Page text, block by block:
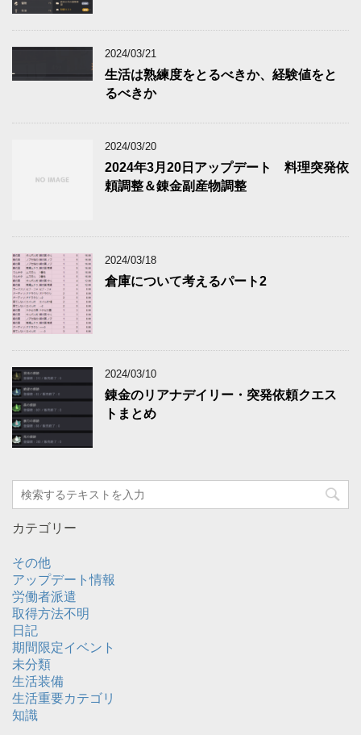
2024/03/21
生活は熟練度をとるべきか、経験値をと
るべきか
2024/03/20
2024年3月20日アップデート 料理突発依
頼調整＆錬金副産物調整
2024/03/18
倉庫について考えるパート2
2024/03/10
錬金のリアナデイリー・突発依頼クエス
トまとめ
カテゴリー
その他
アップデート情報
労働者派遣
取得方法不明
日記
期間限定イベント
未分類
生活装備
生活重要カテゴリ
知識